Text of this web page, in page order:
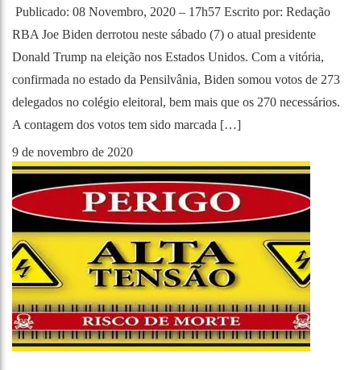
Publicado: 08 Novembro, 2020 – 17h57 Escrito por: Redação
RBA Joe Biden derrotou neste sábado (7) o atual presidente
Donald Trump na eleição nos Estados Unidos. Com a vitória,
confirmada no estado da Pensilvânia, Biden somou votos de 273
delegados no colégio eleitoral, bem mais que os 270 necessários.
A contagem dos votos tem sido marcada […]
9 de novembro de 2020